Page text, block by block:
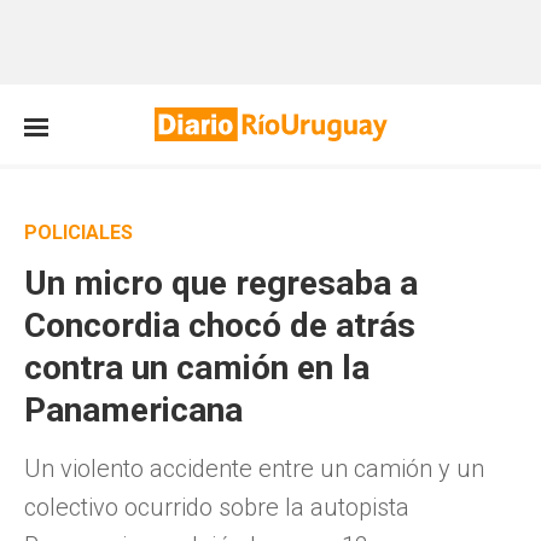
POLICIALES
Un micro que regresaba a
Concordia chocó de atrás
contra un camión en la
Panamericana
Un violento accidente entre un camión y un
colectivo ocurrido sobre la autopista